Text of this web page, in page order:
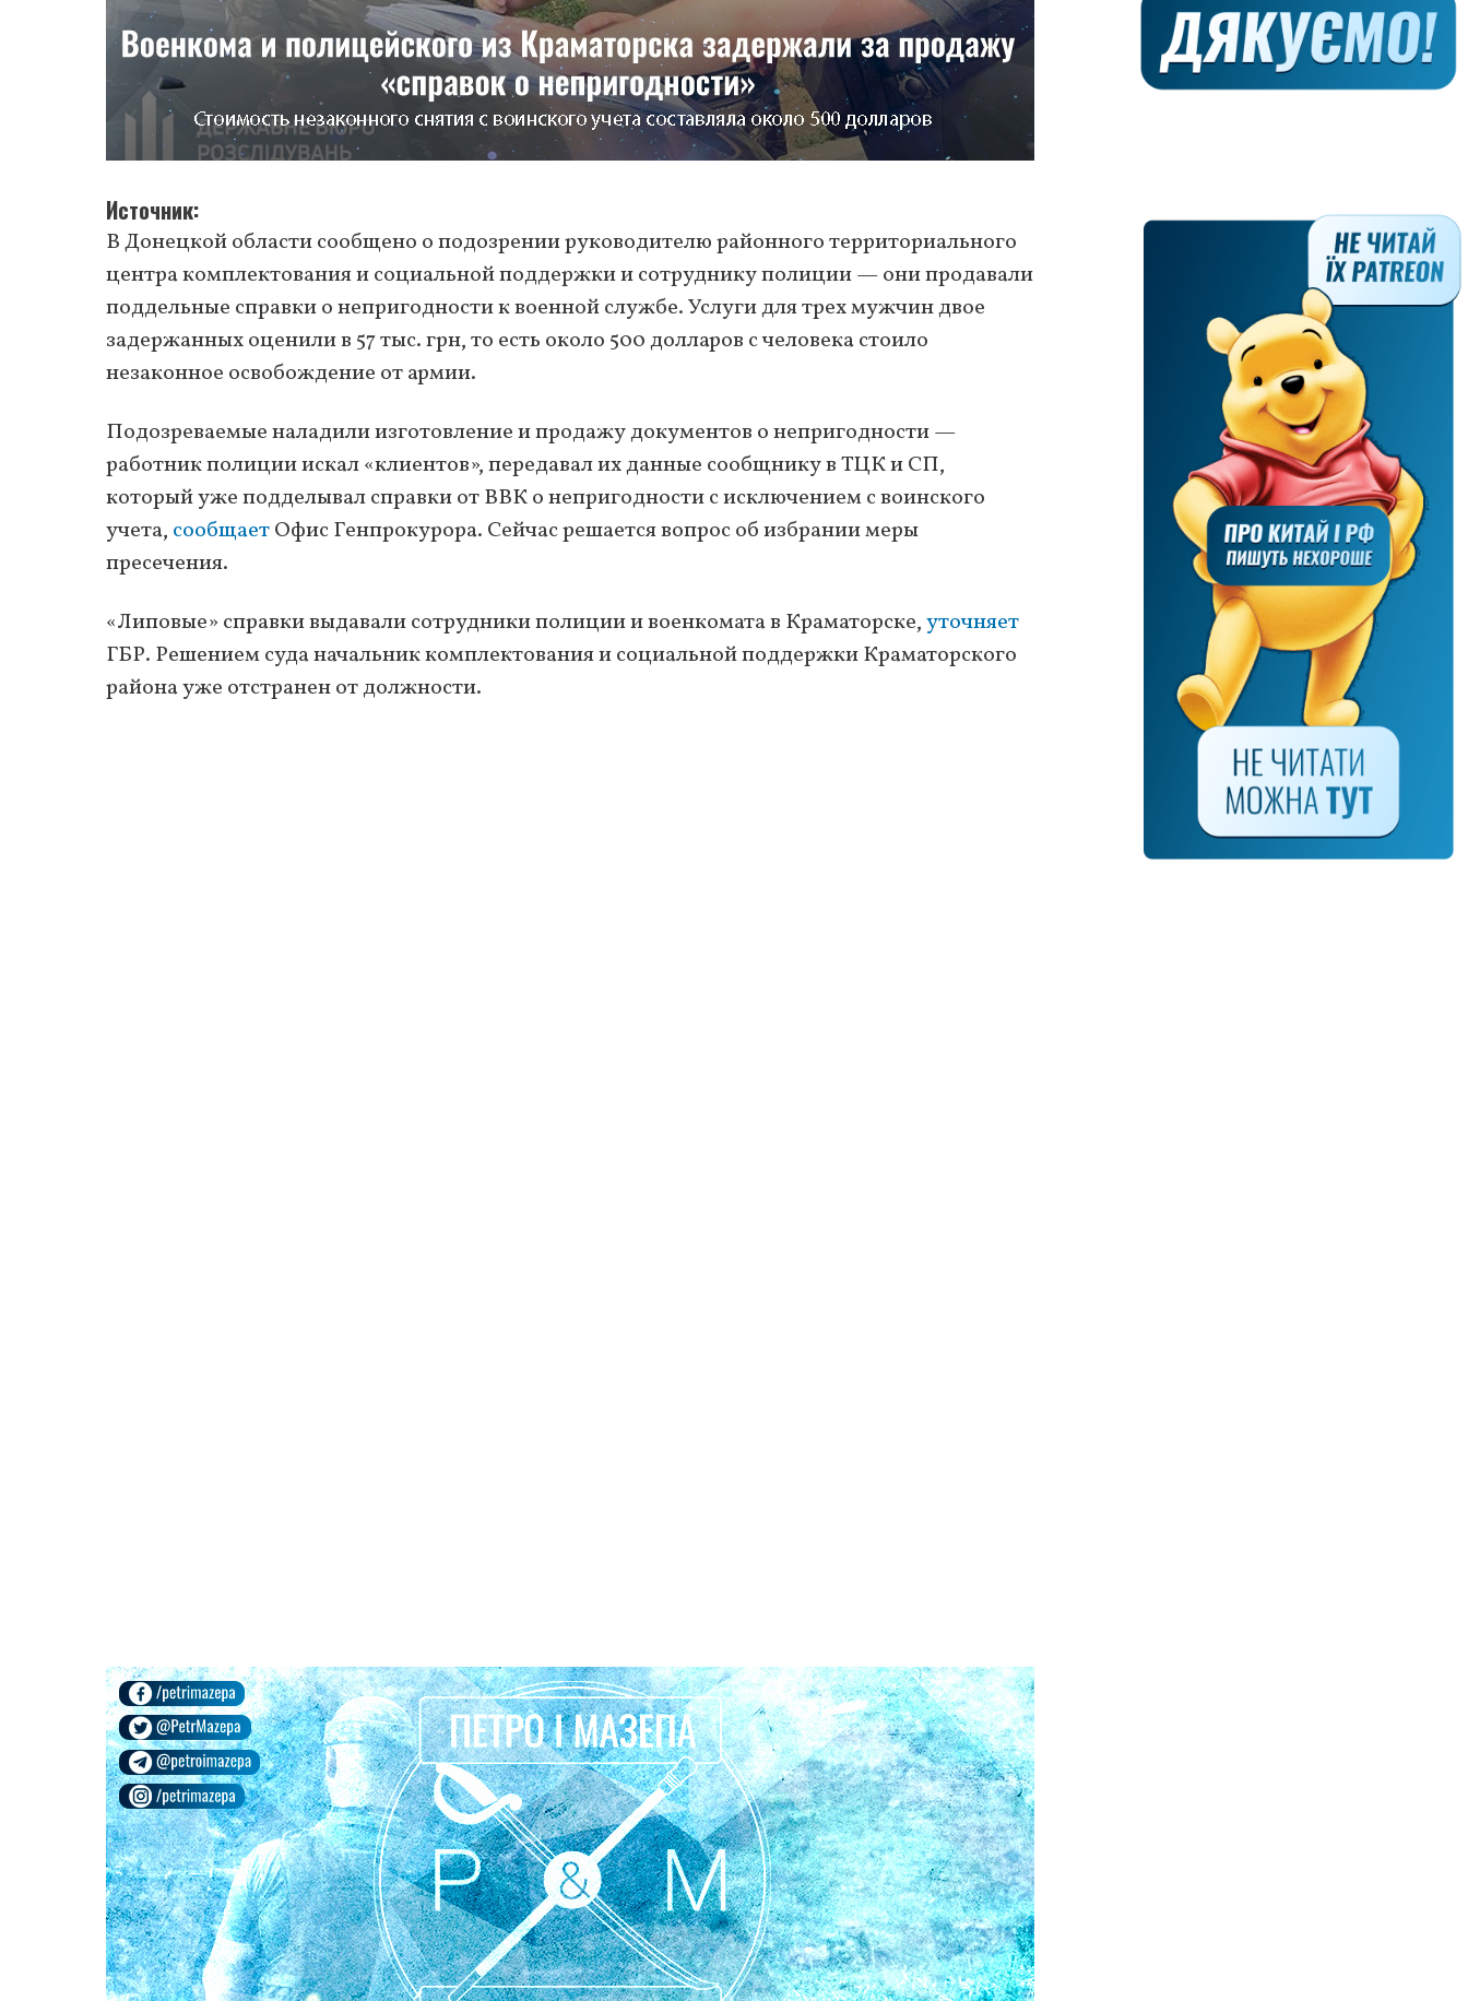
Источник
В Донецкой области сообщено о подозрении руководителю районного территориального
центра комплектования и социальной поддержки и сотруднику полиции — они продавали
поддельные справки о непригодности к военной службе. Услуги для трех мужчин двое
задержанных оценили в 57 тыс. грн, то есть около 500 долларов с человека стоило
незаконное освобождение от армии.
Подозреваемые наладили изготовление и продажу документов о непригодности —
работник полиции искал «клиентов», передавал их данные сообщнику в ТЦК и СП,
который уже подделывал справки от ВВК о непригодности с исключением с воинского
учета, сообщаетОфис Генпрокурора. Сейчас решается вопрос об избрании меры
пресечения.
«Липовые» справки выдавали сотрудники полиции и военкомата в Краматорске,уточняет
ГБР. Решением суда начальник комплектования и социальной поддержки Краматорского
района уже отстранен от должности.